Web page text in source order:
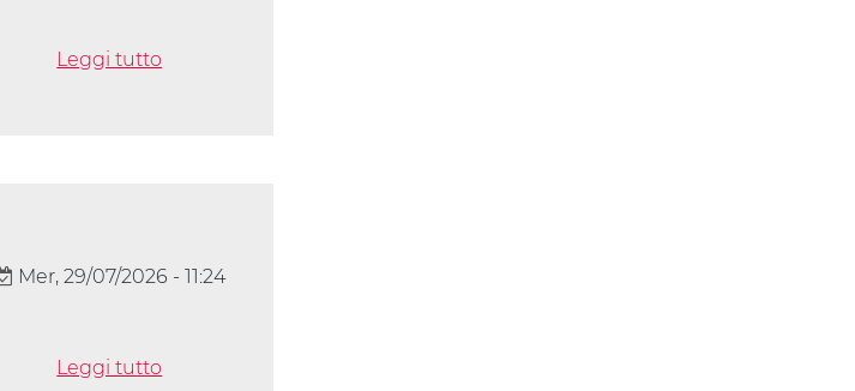
Leggi tutto
Mer, 29/07/2026 - 11:24
Leggi tutto